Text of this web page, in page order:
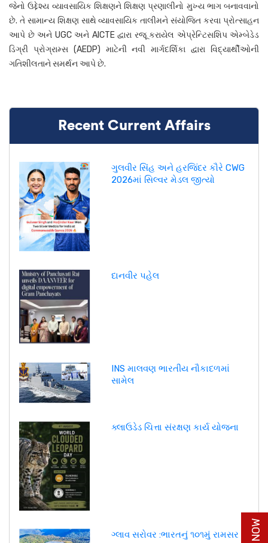
જેનો ઉદ્દેશ્ય વ્યાવસાયિક શિક્ષણને શિક્ષણ પ્રણાલીનો મુખ્ય ભાગ બનાવવાનો
છે. તે સામાન્ય શિક્ષણ સાથે વ્યાવસાયિક તાલીમને સંયોજિત કરવા પ્રોત્સાહન
આપે છે અને UGC અને AICTE દ્વારા રજૂ કરાયેલ એપ્રેન્ટિસશિપ એમ્બેડેડ
ડિગ્રી પ્રોગ્રામ્સ (AEDP) માટેની નવી માર્ગદર્શિકા દ્વારા વિદ્યાર્થીઓની
ગતિશીલતાને સમર્થન આપે છે.
Recent Current Affairs
ગુલવીર સિંહ અને હરજિંદર કૌરે CWG
2026માં સિલ્વર મેડલ જીત્યો
દાનવીર પહેલ
INS માલવણ ભારતીય નૌકાદળમાં
સામેલ
ક્લાઉડેડ ચિત્તા સંરક્ષણ કાર્ય યોજના
ગ્લાવ સરોવર :ભારતનું ૧૦૧મું રામસર